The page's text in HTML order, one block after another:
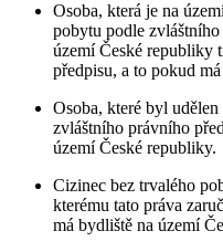
Osoba, která je na
pobytu podle
území České republiky
předpisu, a to pokud
Osoba, které byl
zvláštního právního
území České republiky.
Cizinec bez trvalého
kterému tato práva
má bydliště na území